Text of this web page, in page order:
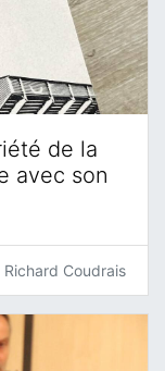
de la
avec son
Richard Coudrais